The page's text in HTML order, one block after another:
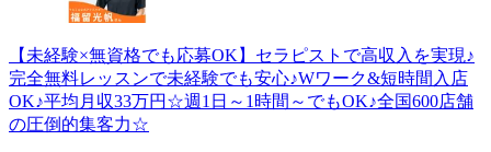
【未経験×無資格でも応募OK】セラピストで高収入を実現♪
完全無料レッスンで未経験でも安心♪Wワーク&短時間入店
OK♪平均月収33万円☆週1日～1時間～でもOK♪全国600店舗
の圧倒的集客力☆